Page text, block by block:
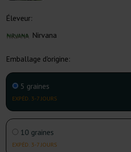
Éleveur:
Nirvana
Emballage d'origine:
5 graines
EXPÉD. 3-7 JOURS
10 graines
EXPÉD. 3-7 JOURS